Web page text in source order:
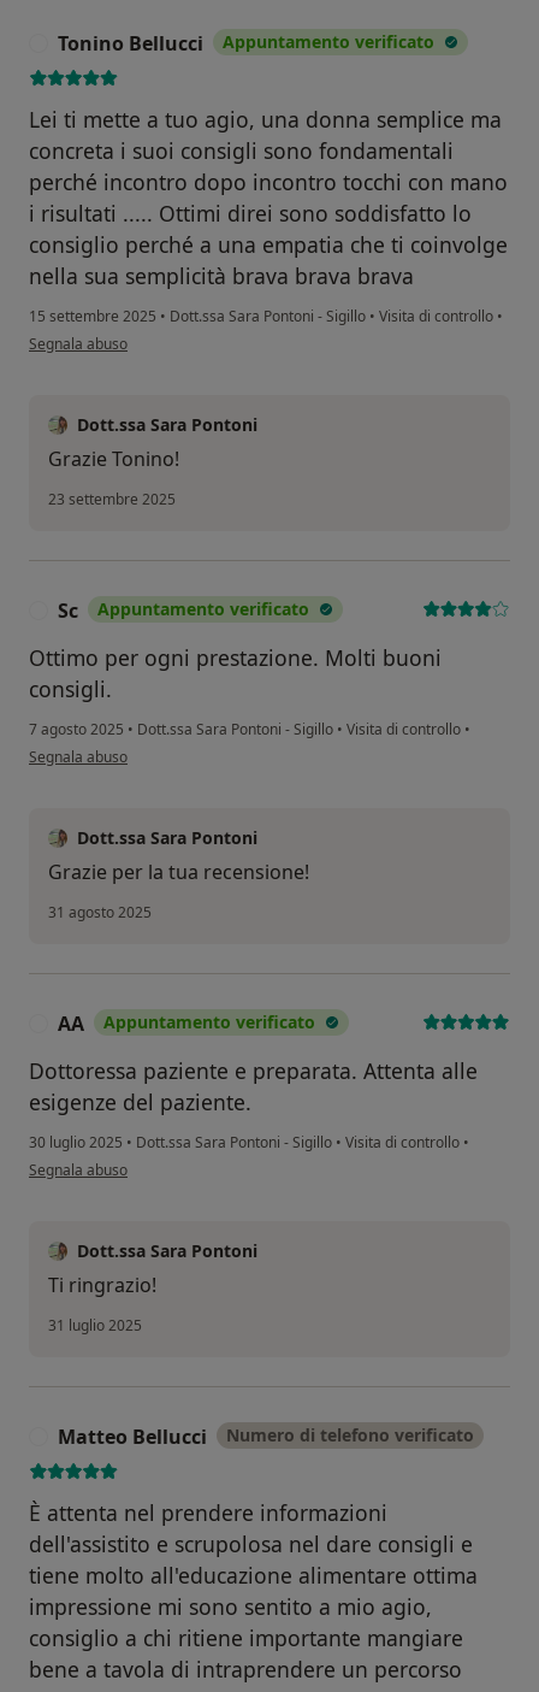
Tonino Bellucci Appuntamento verificato
Lei ti mette a tuo agio, una donna semplice ma
concreta i suoi consigli sono fondamentali
perché incontro dopo incontro tocchi con mano
i risultati ..... Ottimi direi sono soddisfatto lo
consiglio perché a una empatia che ti coinvolge
nella sua semplicità brava brava brava
15 settembre 2025 • Dott.ssa Sara Pontoni - Sigillo • Visita di controllo •
secondo l'opinione dell'utente Tonino Bellucci
Segnala abuso
Dott.ssa Sara Pontoni
Grazie Tonino!
23 settembre 2025
Sc Appuntamento verificato
Ottimo per ogni prestazione. Molti buoni
consigli.
7 agosto 2025 • Dott.ssa Sara Pontoni - Sigillo • Visita di controllo •
secondo l'opinione dell'utente Sc
Segnala abuso
Dott.ssa Sara Pontoni
Grazie per la tua recensione!
31 agosto 2025
AA Appuntamento verificato
Dottoressa paziente e preparata. Attenta alle
esigenze del paziente.
30 luglio 2025 • Dott.ssa Sara Pontoni - Sigillo • Visita di controllo •
secondo l'opinione dell'utente AA
Segnala abuso
Dott.ssa Sara Pontoni
Ti ringrazio!
31 luglio 2025
Matteo Bellucci Numero di telefono verificato
È attenta nel prendere informazioni
dell'assistito e scrupolosa nel dare consigli e
tiene molto all'educazione alimentare ottima
impressione mi sono sentito a mio agio,
consiglio a chi ritiene importante mangiare
bene a tavola di intraprendere un percorso